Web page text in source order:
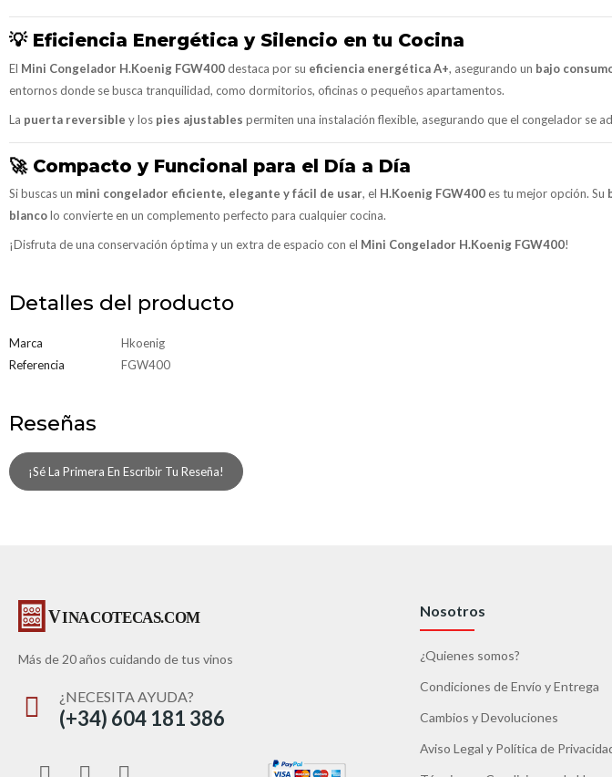
💡 Eficiencia Energética y Silencio en tu Cocina
El Mini Congelador H.Koenig FGW400destaca por su eficiencia energética A+, asegurando un bajo
entornos donde se busca tranquilidad, como dormitorios, oficinas o pequeños apartamentos.
La puerta reversible y los pies ajustables permiten una instalación flexible, asegurando que el congelador se
🚀 Compacto y Funcional para el Día a Día
Si buscas un mini congelador eficiente, elegante y fácil de usar, el H.Koenig FGW400 es tu mejor opción. Su
blancolo convierte en un complemento perfecto para cualquier cocina.
¡Disfruta de una conservación óptima y un extra de espacio con el Mini Congelador H.Koenig FGW400!
Detalles del producto
Marca
Hkoenig
Referencia
FGW400
Reseñas
¡Sé La Primera En Escribir Tu Reseña!
Más de 20 años cuidando de tus vinos
¿NECESITA AYUDA?
(+34) 604 181 386
Nosotros
¿Quienes somos?
Condiciones de Envío y Entrega
Cambios y Devoluciones
Aviso Legal y Política de